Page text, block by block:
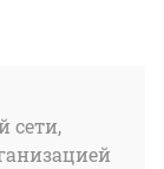
сети,